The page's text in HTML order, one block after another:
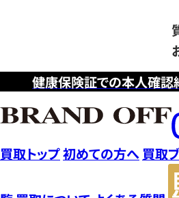
健康保険証での本人確
リ
ー
買取トップ初めての方へ 買取